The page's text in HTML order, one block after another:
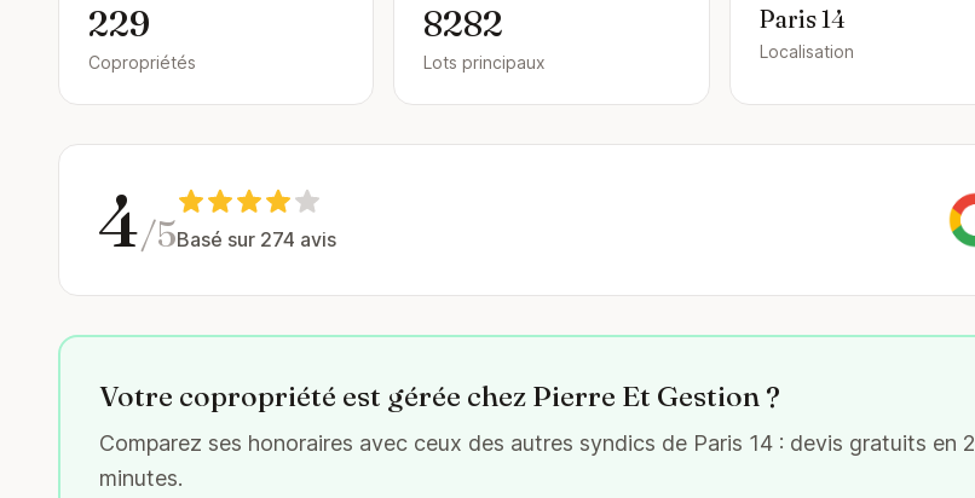
229
Copropriétés
8282
Lots principaux
Paris 14
Localisation
4/5Basé sur 274 avis
Votre copropriété est gérée chez Pierre Et Gestion ?
Comparez ses honoraires avec ceux des autres syndics de Paris 14 : devis gratuits en 2
minutes.